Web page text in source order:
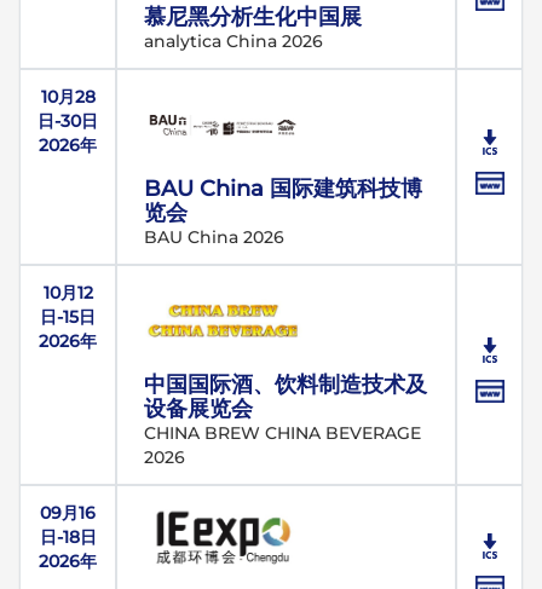
慕尼黑分析生化中国展
analytica China 2026
10月28
日-30日
2026年
BAU China 国际建筑科技博
览会
BAU China 2026
10月12
日-15日
2026年
中国国际酒、饮料制造技术及
设备展览会
CHINA BREW CHINA BEVERAGE
2026
09月16
日-18日
2026年